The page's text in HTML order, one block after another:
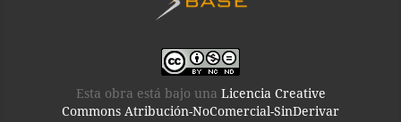
Esta obra está bajo una Licencia Creative
Commons Atribución-NoComercial-SinDerivar